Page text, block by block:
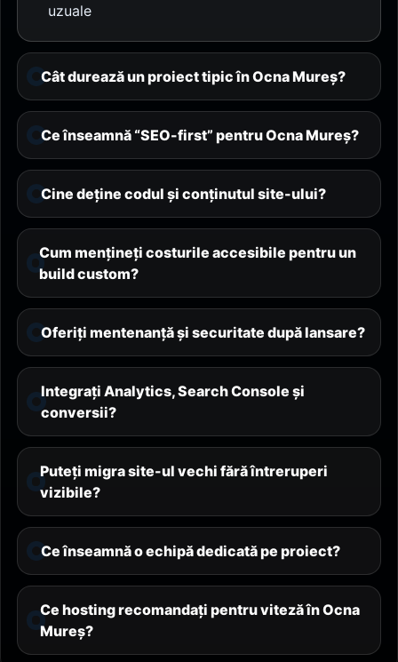
uzuale
Cât durează un proiect tipic în Ocna Mureș?
Ce înseamnă “SEO-first” pentru Ocna Mureș?
Cine deține codul și conținutul site-ului?
Cum mențineți costurile accesibile pentru un
build custom?
Oferiți mentenanță și securitate după lansare?
Integrați Analytics, Search Console și
conversii?
Puteți migra site-ul vechi fără întreruperi
vizibile?
Ce înseamnă o echipă dedicată pe proiect?
Ce hosting recomandați pentru viteză în Ocna
Mureș?